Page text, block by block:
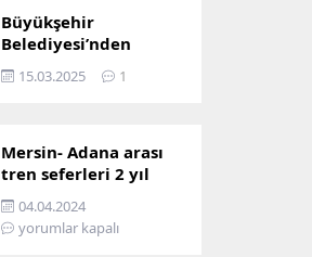
Büyükşehir
Belediyesi’nden
Mersin ve Adana arası
ulaşım başladı
15.03.2025 1
Mersin- Adana arası
tren seferleri 2 yıl
boyunca
çalışmayacak
04.04.2024
yorumlar kapalı